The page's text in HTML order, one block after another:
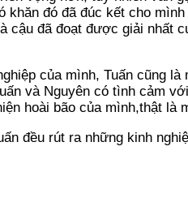
khăn đó đã đúc kết cho
đã đoạt được giải nhất
của mình, Tuấn cũng
và Nguyên có tình cảm
hoài bão của mình,thật
đều rút ra những kinh